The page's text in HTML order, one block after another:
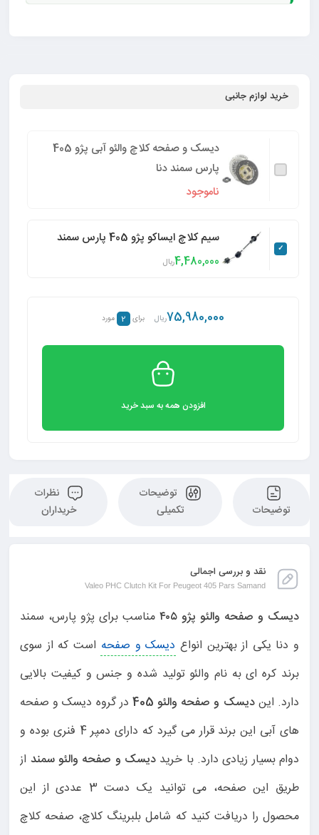
خرید لوازم جانبی
دیسک و صفحه کلاچ والئو آبی پژو 405
پارس سمند دنا
ناموجود
سیم کلاچ ایساکو پژو 405 پارس سمند
4,480,000ریال
75,980,000ریال برای 2 مورد
افزودن همه به سبد خرید
توضیحات
توضیحات
تکمیلی
نظرات
خریداران
نقد و بررسی اجمالی
Valeo PHC Clutch Kit For Peugeot 405 Pars Samand
دیسک و صفحه والئو پژو ۴۰۵
مناسب برای پژو پارس، سمند
و دنا یکی از بهترین انواع دیسک و صفحه است که از سوی
برند کره ای به نام والئو تولید شده و جنس و کیفیت بالایی
دارد. ایندیسک و صفحه والئو 405
در گروه دیسک و صفحه
های آبی این برند قرار می گیرد که دارای دمپر 4 فنری بوده و
دوام بسیار زیادی دارد. با خریددیسک و صفحه والئو سمند از
طریق این صفحه، می توانید یک دست 3 عددی از این
محصول را دریافت کنید که شامل بلبرینگ کلاچ، صفحه کلاچ